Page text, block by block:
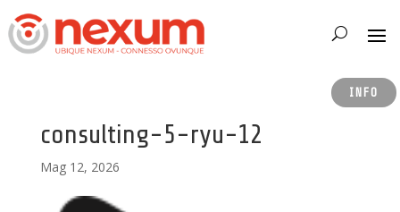
INFO
consulting-5-ryu-12
Mag 12, 2026